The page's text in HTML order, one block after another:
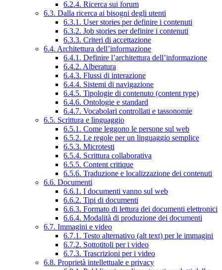
6.2.4. Ricerca sui forum
6.3. Dalla ricerca ai bisogni degli utenti
6.3.1. User stories per definire i contenuti
6.3.2. Job stories per definire i contenuti
6.3.3. Criteri di accettazione
6.4. Architettura dell’informazione
6.4.1. Definire l’architettura dell’informazione
6.4.2. Alberatura
6.4.3. Flussi di interazione
6.4.4. Sistemi di navigazione
6.4.5. Tipologie di contenuto (content type)
6.4.6. Ontologie e standard
6.4.7. Vocabolari controllati e tassonomie
6.5. Scrittura e linguaggio
6.5.1. Come leggono le persone sul web
6.5.2. Le regole per un linguaggio semplice
6.5.3. Microtesti
6.5.4. Scrittura collaborativa
6.5.5. Content critique
6.5.6. Traduzione e localizzazione dei contenuti
6.6. Documenti
6.6.1. I documenti vanno sul web
6.6.2. Tipi di documenti
6.6.3. Formato di lettura dei documenti elettronici
6.6.4. Modalità di produzione dei documenti
6.7. Immagini e video
6.7.1. Testo alternativo (alt text) per le immagini
6.7.2. Sottotitoli per i video
6.7.3. Trascrizioni per i video
6.8. Proprietà intellettuale e privacy